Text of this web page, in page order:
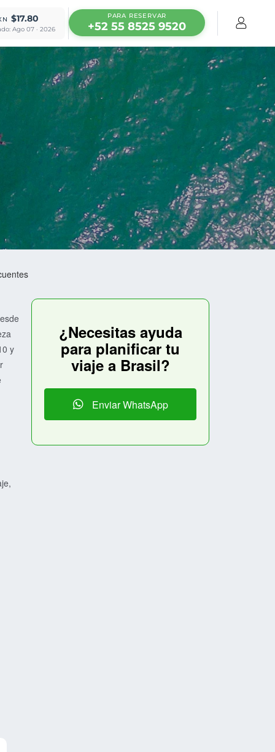
$17.80
Ago 07 · 2026
PARA RESERVAR
+52 55 8525 9520
y
¿Necesitas ayuda
para planificar tu
viaje a Brasil?
Enviar WhatsApp